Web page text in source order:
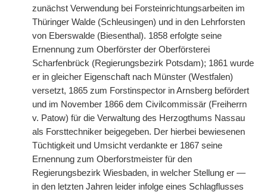
zunächst Verwendung bei Forsteinrichtungsarbeiten im
Thüringer Walde (Schleusingen) und in den Lehrforsten
von Eberswalde (Biesenthal). 1858 erfolgte seine
Ernennung zum Oberförster der Oberförsterei
Scharfenbrück (Regierungsbezirk Potsdam); 1861 wurde
er in gleicher Eigenschaft nach Münster (Westfalen)
versetzt, 1865 zum Forstinspector in Arnsberg befördert
und im November 1866 dem Civilcommissär (Freiherrn
v. Patow) für die Verwaltung des Herzogthums Nassau
als Forsttechniker beigegeben. Der hierbei bewiesenen
Tüchtigkeit und Umsicht verdankte er 1867 seine
Ernennung zum Oberforstmeister für den
Regierungsbezirk Wiesbaden, in welcher Stellung er —
in den letzten Jahren leider infolge eines Schlagflusses